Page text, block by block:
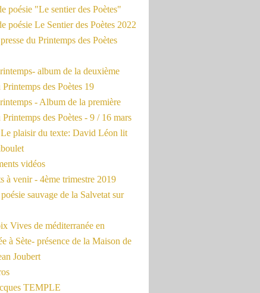
poésie "Le sentier des Poètes"
poésie Le Sentier des Poètes 2022
du Printemps des Poètes
album de la deuxième
Printemps des Poètes 19
- Album de la première
Printemps des Poètes - 9 / 16 mars
plaisir du texte: David Léon lit
vidéos
à venir - 4ème trimestre 2019
sauvage de la Salvetat sur
Vives de méditerranée en
à Sète- présence de la Maison de
Joubert
TEMPLE